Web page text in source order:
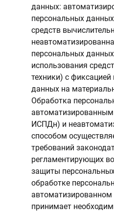
данных:
персональных
средств
персональных
использования
техники) с
данных на
Обработка
ИСПДн) и
способом
требований
регламентирующих
защиты
обработке
принимает